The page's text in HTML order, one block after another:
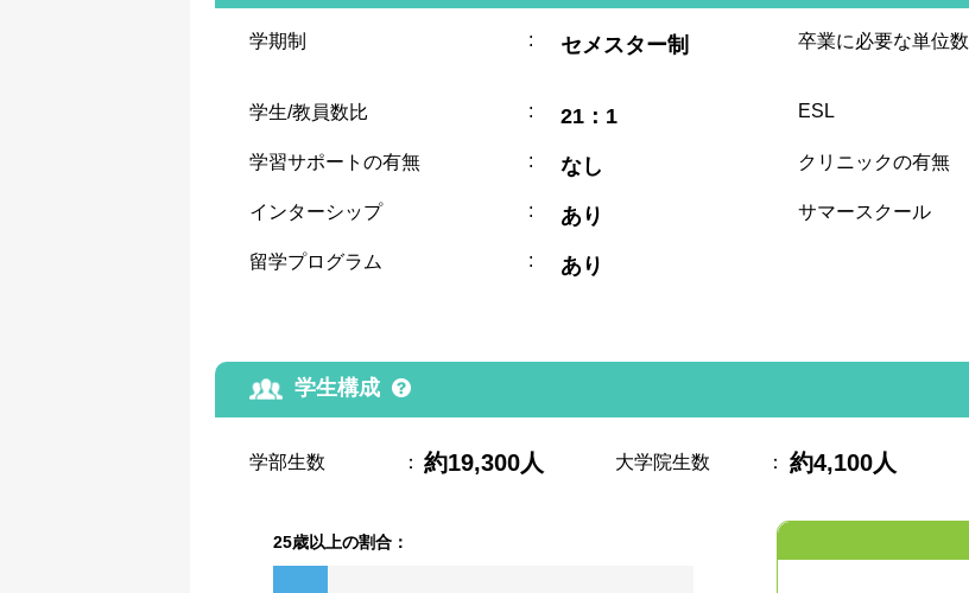
学期制 : セメスター制 卒業に必要な単位数
学生/教員数比 : 21：1 ESL
学習サポートの有無 : なし クリニックの有無
インターシップ : あり サマースクール
留学プログラム : あり
学生構成
学部生数 ： 約19,300人 大学院生数 ： 約4,100人
25歳以上の割合：